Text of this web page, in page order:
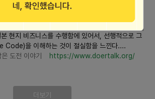
유로 디즈니 사례
진입을 과신한 유로 디즈니 사례 by Doer Ahn
현지 비즈니스를 수행함에 있어서, 선행적으로 그
Code)을 이해하는 것이 절실함을 느낀다....
도전 이야기
https://www.doertalk.org/
더보기